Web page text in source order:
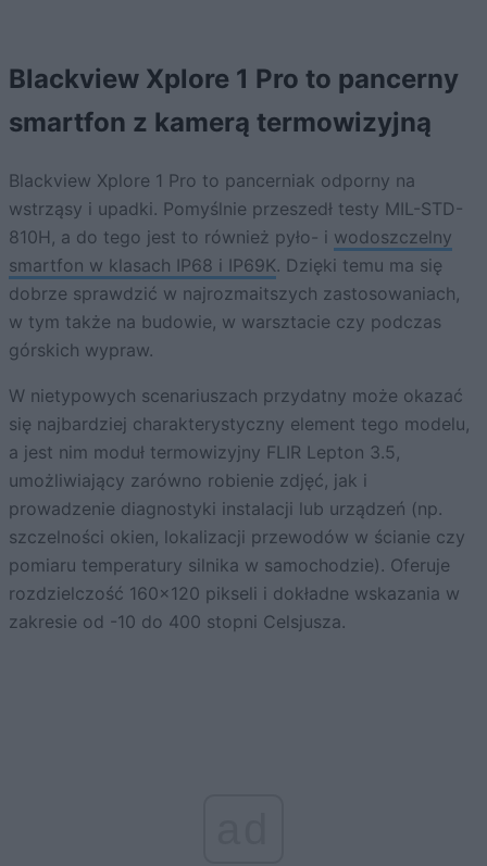
Blackview Xplore 1 Pro to pancerny
smartfon z kamerą termowizyjną
Blackview Xplore 1 Pro to pancerniak odporny na
wstrząsy i upadki. Pomyślnie przeszedł testy MIL-STD-
810H, a do tego jest to również pyło- i wodoszczelny
smartfon w klasach IP68 i IP69K. Dzięki temu ma się
dobrze sprawdzić w najrozmaitszych zastosowaniach,
w tym także na budowie, w warsztacie czy podczas
górskich wypraw.
W nietypowych scenariuszach przydatny może okazać
się najbardziej charakterystyczny element tego modelu,
a jest nim moduł termowizyjny FLIR Lepton 3.5,
umożliwiający zarówno robienie zdjęć, jak i
prowadzenie diagnostyki instalacji lub urządzeń (np.
szczelności okien, lokalizacji przewodów w ścianie czy
pomiaru temperatury silnika w samochodzie). Oferuje
rozdzielczość 160×120 pikseli i dokładne wskazania w
zakresie od -10 do 400 stopni Celsjusza.